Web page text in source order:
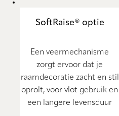
SoftRaise® optie
Een veermechanisme
zorgt ervoor dat je
raamdecoratie zacht en stil
oprolt, voor vlot gebruik en
een langere levensduur